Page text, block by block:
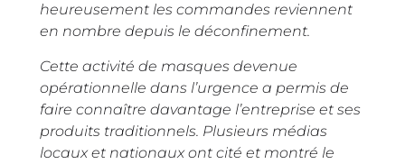
heureusement les commandes reviennent
en nombre depuis le déconfinement.
Cette activité de masques devenue
opérationnelle dans l’urgence a permis de
faire connaître davantage l’entreprise et ses
produits traditionnels. Plusieurs médias
locaux et nationaux ont cité et montré le